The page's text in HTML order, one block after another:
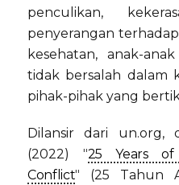
penculikan,
penyerangan
kesehatan, anak-
tidak bersalah dalam
pihak-pihak yang
Dilansir dari un.org,
(2022) "25 Years
Conflict"
(25 Tahun